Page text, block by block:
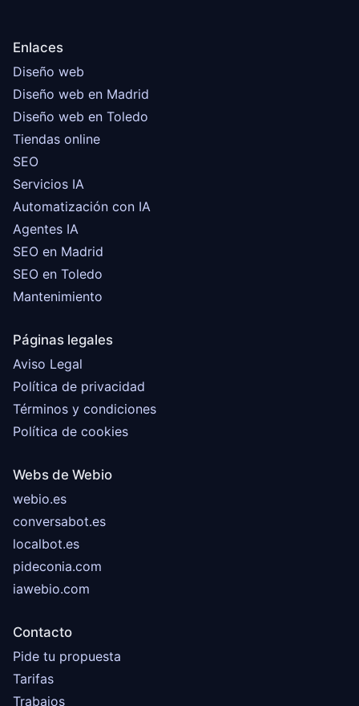
Enlaces
Diseño web
Diseño web en Madrid
Diseño web en Toledo
Tiendas online
SEO
Servicios IA
Automatización con IA
Agentes IA
SEO en Madrid
SEO en Toledo
Mantenimiento
Páginas legales
Aviso Legal
Política de privacidad
Términos y condiciones
Política de cookies
Webs de Webio
webio.es
conversabot.es
localbot.es
pideconia.com
iawebio.com
Contacto
Pide tu propuesta
Tarifas
Trabajos